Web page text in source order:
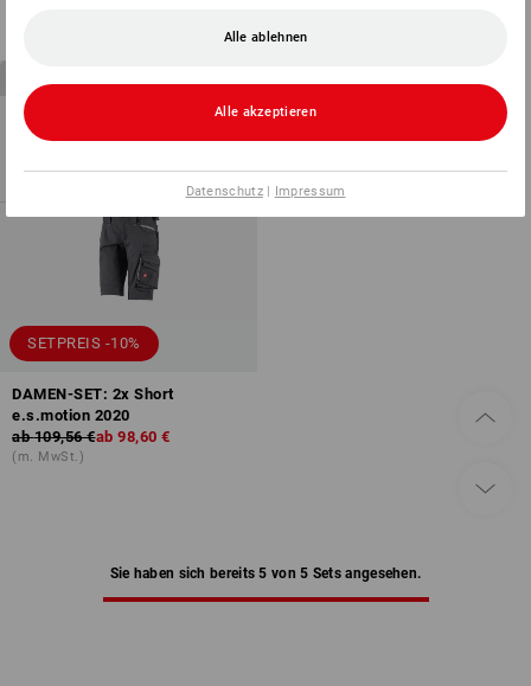
SETPREIS -10%
DAMEN-SET: 2x Short
e.s.motion 2020
ab 109,56 €ab 98,60 €
(m. MwSt.)
Sie haben sich bereits 5 von 5 Sets angesehen.
Alle ablehnen
Alle akzeptieren
Datenschutz| Impressum